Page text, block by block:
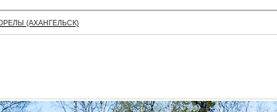
(АХАНГЕЛЬСК)